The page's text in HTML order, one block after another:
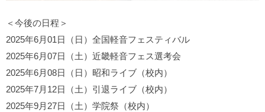
＜今後の日程＞
2025年6月01日（日）全国軽音フェスティバル
2025年6月07日（土）近畿軽音フェス選考会
2025年6月08日（日）昭和ライブ（校内）
2025年7月12日（土）引退ライブ（校内）
2025年9月27日（土）学院祭（校内）